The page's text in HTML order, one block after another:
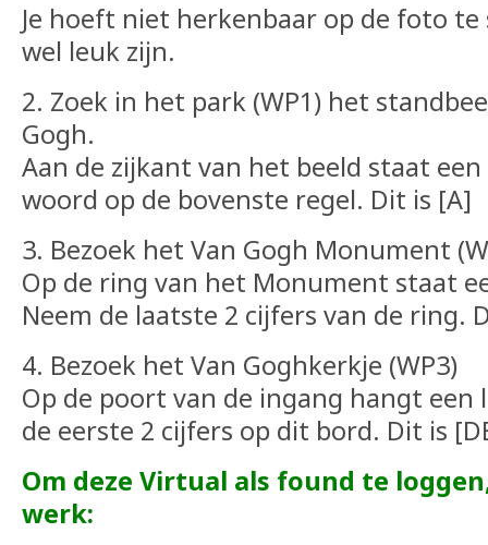
Je hoeft niet herkenbaar op de foto
wel leuk zijn.
2. Zoek in het park (WP1) het
Gogh.
Aan de zijkant van het beeld staat
woord op de bovenste regel. Dit is [A]
3. Bezoek het Van Gogh Monument
Op de ring van het Monument staat
Neem de laatste 2 cijfers van de ring.
4. Bezoek het Van Goghkerkje (WP3)
Op de poort van de ingang hangt een
de eerste 2 cijfers op dit bord. Dit is
Om deze Virtual als found te
werk: